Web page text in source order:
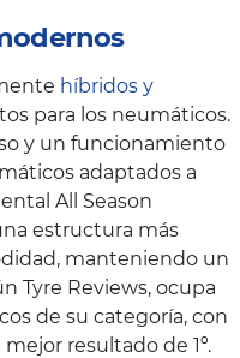
híbridos y
para los neumáticos.
y un funcionamiento
adaptados a
All Season
estructura más
manteniendo un
Tyre Reviews, ocupa
de su categoría, con
resultado de 1º.